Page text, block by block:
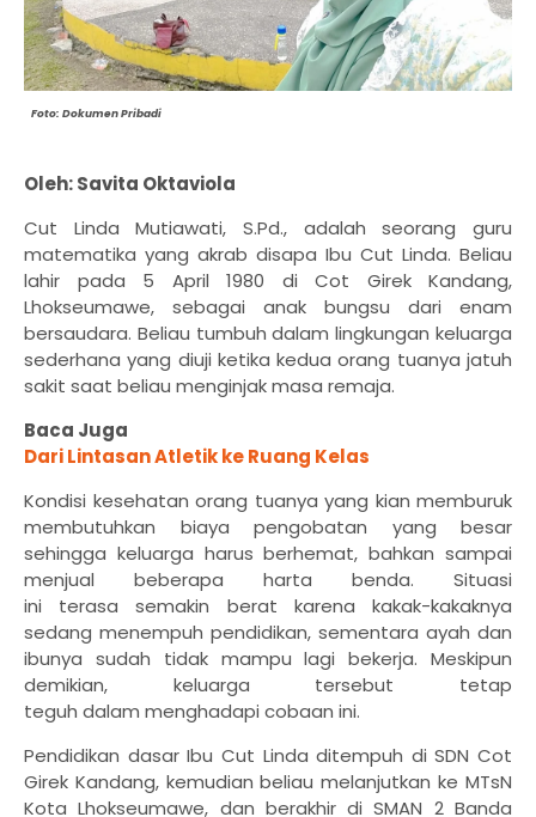
Foto: Dokumen Pribadi
Oleh: Savita Oktaviola
Cut Linda Mutiawati, S.Pd., adalah seorang guru
matematika yang akrab disapa Ibu Cut Linda. Beliau
lahir pada 5 April 1980 di Cot Girek Kandang,
Lhokseumawe, sebagai anak bungsu dari enam
bersaudara. Beliau tumbuh dalam lingkungan keluarga
sederhana yang diuji ketika kedua orang tuanya jatuh
sakit saat beliau menginjak masa remaja.
Baca Juga
Dari Lintasan Atletik ke Ruang Kelas
Kondisi kesehatan orang tuanya yang kian memburuk
membutuhkan biaya pengobatan yang besar
sehingga keluarga harus berhemat, bahkan sampai
menjual beberapa harta benda. Situasi
ini terasa semakin berat karena kakak-kakaknya
sedang menempuh pendidikan, sementara ayah dan
ibunya sudah tidak mampu lagi bekerja. Meskipun
demikian, keluarga tersebut tetap
teguh dalam menghadapi cobaan ini.
Pendidikan dasar Ibu Cut Linda ditempuh di SDN Cot
Girek Kandang, kemudian beliau melanjutkan ke MTsN
Kota Lhokseumawe, dan berakhir di SMAN 2 Banda